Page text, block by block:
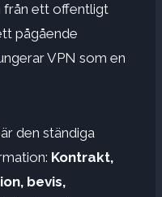
från ett offentligt
pågående
VPN som en
den ständiga
Kontrakt,
bevis,